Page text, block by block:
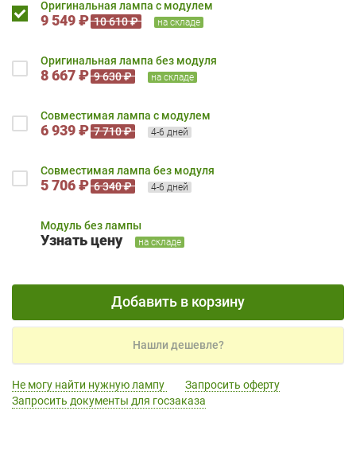
Оригинальная лампа с модулем
9 549 ₽ 10 610 ₽ на складе
Оригинальная лампа без модуля
8 667 ₽ 9 630 ₽ на складе
Совместимая лампа с модулем
6 939 ₽ 7 710 ₽ 4-6 дней
Совместимая лампа без модуля
5 706 ₽ 6 340 ₽ 4-6 дней
Модуль без лампы
Узнать цену на складе
Добавить в корзину
Нашли дешевле?
Не могу найти нужную лампу
Запросить оферту
Запросить документы для госзаказа